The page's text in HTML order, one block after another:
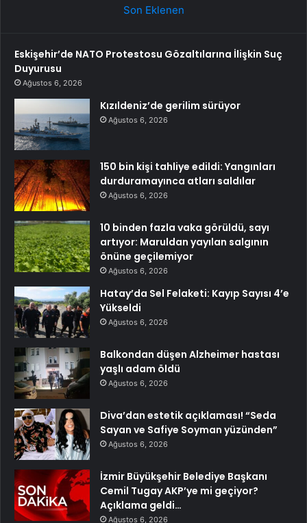
Son Eklenen
Eskişehir’de NATO Protestosu Gözaltılarına İlişkin Suç
Duyurusu
Ağustos 6, 2026
Kızıldeniz’de gerilim sürüyor
Ağustos 6, 2026
150 bin kişi tahliye edildi: Yangınları
durduramayınca atları saldılar
Ağustos 6, 2026
10 binden fazla vaka görüldü, sayı
artıyor: Maruldan yayılan salgının
önüne geçilemiyor
Ağustos 6, 2026
Hatay’da Sel Felaketi: Kayıp Sayısı 4’e
Yükseldi
Ağustos 6, 2026
Balkondan düşen Alzheimer hastası
yaşlı adam öldü
Ağustos 6, 2026
Diva’dan estetik açıklaması! “Seda
Sayan ve Safiye Soyman yüzünden”
Ağustos 6, 2026
İzmir Büyükşehir Belediye Başkanı
Cemil Tugay AKP’ye mi geçiyor?
Açıklama geldi…
Ağustos 6, 2026